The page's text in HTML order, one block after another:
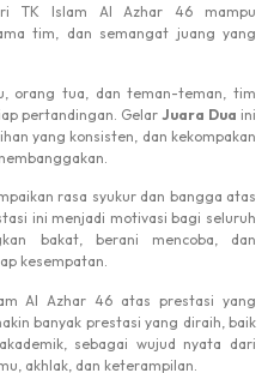
TK Islam Al Azhar 46 mampu
tim, dan semangat juang yang
orang tua, dan teman-teman, tim
pertandingan. GelarJuara Dua ini
yang konsisten, dan kekompakan
rasa syukur dan bangga atas
ini menjadi motivasi bagi seluruh
bakat, berani mencoba, dan
kesempatan.
Al Azhar 46 atas prestasi yang
banyak prestasi yang diraih, baik
sebagai wujud nyata dari
akhlak, dan keterampilan.